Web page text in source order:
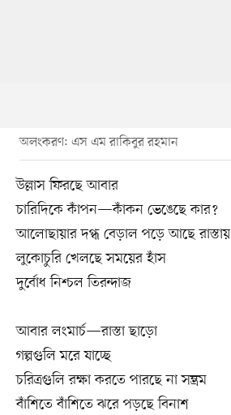
অলংকরণ: এস এম রাকিবুর রহমান
উল্লাস ফিরছে আবার
চারিদিকে কাঁপন—কাঁকন ভেঙেছে কার?
আলোছায়ার দগ্ধ বেড়াল পড়ে আছে রাস্তায়
লুকোচুরি খেলছে সময়ের হাঁস
দুর্বোধ নিশ্চল তিরন্দাজ
আবার লংমার্চ—রাস্তা ছাড়ো
গল্পগুলি মরে যাচ্ছে
চরিত্রগুলি রক্ষা করতে পারছে না সম্ভ্রম
বাঁশিতে বাঁশিতে ঝরে পড়ছে বিনাশ